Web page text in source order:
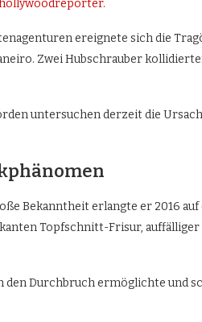
ereignete sich die
Zwei Hubschrauber
untersuchen derzeit die
Bekanntheit erlangte er 2016 auf
Topfschnitt-Frisur, auffälliger
den Durchbruch ermöglichte und